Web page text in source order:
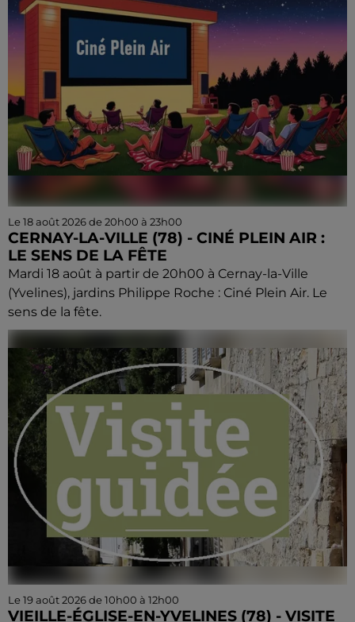
Le 18 août 2026 de 20h00 à 23h00
CERNAY-LA-VILLE (78) - CINÉ PLEIN AIR :
LE SENS DE LA FÊTE
Mardi 18 août à partir de 20h00 à Cernay-la-Ville
(Yvelines), jardins Philippe Roche : Ciné Plein Air. Le
sens de la fête.
Le 19 août 2026 de 10h00 à 12h00
VIEILLE-ÉGLISE-EN-YVELINES (78) - VISITE